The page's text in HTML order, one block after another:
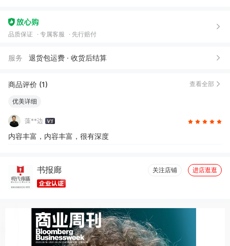
品质保证 专属客服 先行赔付
服务 退货包运费 · 收货后结算
商品评价 (1) 查看全部
优美详细
藻**边
内容丰富，内容丰富，很有深度
书报廊 关注店铺 进店逛逛